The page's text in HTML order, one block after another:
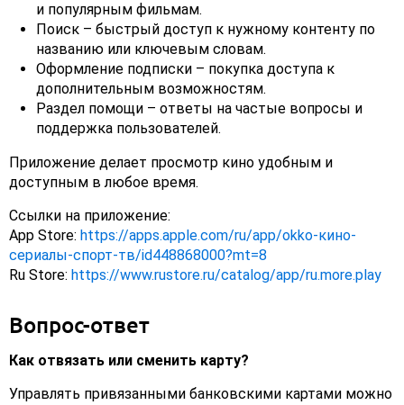
и популярным фильмам.
Поиск – быстрый доступ к нужному контенту по
названию или ключевым словам.
Оформление подписки – покупка доступа к
дополнительным возможностям.
Раздел помощи – ответы на частые вопросы и
поддержка пользователей.
Приложение делает просмотр кино удобным и
доступным в любое время.
Ссылки на приложение:
App Store: https://apps.apple.com/ru/app/okko-кино-
сериалы-спорт-тв/id448868000?mt=8
Ru Store: https://www.rustore.ru/catalog/app/ru.more.play
Вопрос-ответ
Как отвязать или сменить карту?
Управлять привязанными банковскими картами можно